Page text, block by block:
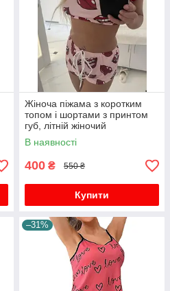
Жіноча піжама з коротким
топом і шортами з принтом
губ, літній жіночий
сексуальний піжамний
костюм
В наявності
400 ₴ 550 ₴
Купити
–31%